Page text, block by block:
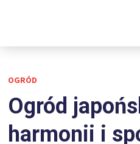
OGRÓD
Ogród
harmonii i